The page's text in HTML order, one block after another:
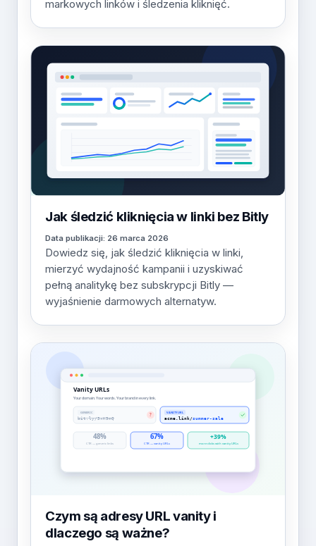
markowych linków i śledzenia kliknięć.
Jak śledzić kliknięcia w linki bez Bitly
Data publikacji: 26 marca 2026
Dowiedz się, jak śledzić kliknięcia w linki,
mierzyć wydajność kampanii i uzyskiwać
pełną analitykę bez subskrypcji Bitly —
wyjaśnienie darmowych alternatyw.
Czym są adresy URL vanity i
dlaczego są ważne?